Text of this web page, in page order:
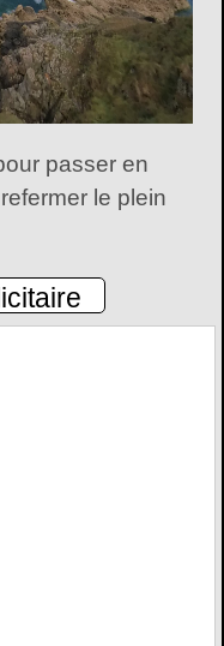
passer en
le plein